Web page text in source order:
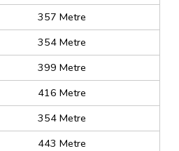
357 Metre
354 Metre
399 Metre
416 Metre
354 Metre
443 Metre